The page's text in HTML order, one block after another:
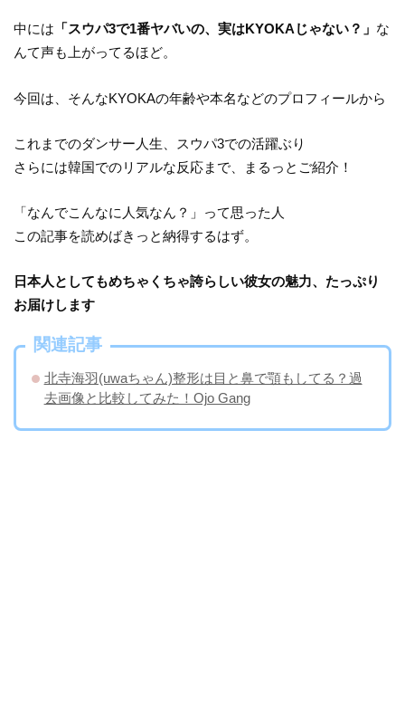
中には 「スウパ3で1番ヤバいの、実はKYOKAじゃない？」 な
んて声も上がってるほど。
今回は、そんなKYOKAの年齢や本名などのプロフィールから
これまでのダンサー人生、スウパ3での活躍ぶり
さらには韓国でのリアルな反応まで、まるっとご紹介！
「なんでこんなに人気なん？」って思った人
この記事を読めばきっと納得するはず。
日本人としてもめちゃくちゃ誇らしい彼女の魅力、たっぷり
お届けします
関連記事
北寺海羽(uwaちゃん)整形は目と鼻で顎もしてる？過
去画像と比較してみた！Ojo Gang